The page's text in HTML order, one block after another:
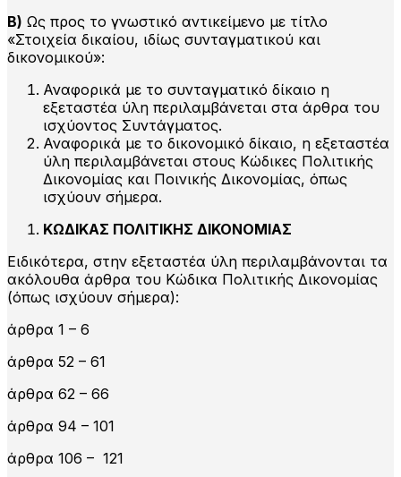
Β) Ως προς το γνωστικό αντικείμενο με τίτλο
«Στοιχεία δικαίου, ιδίως συνταγματικού και
δικονομικού»:
Αναφορικά με το συνταγματικό δίκαιο η
εξεταστέα ύλη περιλαμβάνεται στα άρθρα του
ισχύοντος Συντάγματος.
Αναφορικά με το δικονομικό δίκαιο, η εξεταστέα
ύλη περιλαμβάνεται στους Κώδικες Πολιτικής
Δικονομίας και Ποινικής Δικονομίας, όπως
ισχύουν σήμερα.
ΚΩΔΙΚΑΣ ΠΟΛΙΤΙΚΗΣ ΔΙΚΟΝΟΜΙΑΣ
Ειδικότερα, στην εξεταστέα ύλη περιλαμβάνονται τα
ακόλουθα άρθρα του Κώδικα Πολιτικής Δικονομίας
(όπως ισχύουν σήμερα):
άρθρα 1 – 6
άρθρα 52 – 61
άρθρα 62 – 66
άρθρα 94 – 101
άρθρα 106 – 121